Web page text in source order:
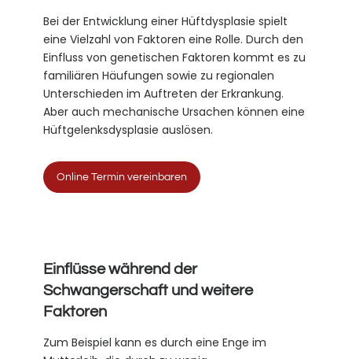
Bei der Entwicklung einer Hüftdysplasie spielt
eine Vielzahl von Faktoren eine Rolle. Durch den
Einfluss von genetischen Faktoren kommt es zu
familiären Häufungen sowie zu regionalen
Unterschieden im Auftreten der Erkrankung.
Aber auch mechanische Ursachen können eine
Hüftgelenksdysplasie auslösen.
Online Termin vereinbaren
Einflüsse während der
Schwangerschaft und weitere
Faktoren
Zum Beispiel kann es durch eine Enge im